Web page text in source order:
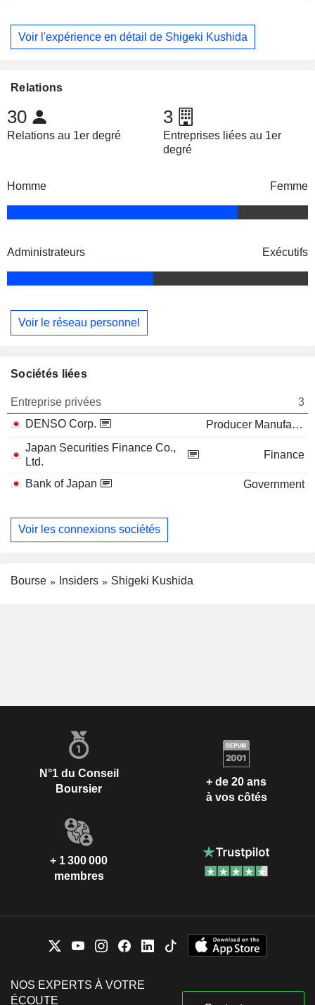
Voir l'expérience en détail de Shigeki Kushida
Relations
30
Relations au 1er degré
3
Entreprises liées au 1er
degré
Homme Femme
Administrateurs Exécutifs
Voir le réseau personnel
Sociétés liées
Entreprise privées
3
DENSO Corp.
Producer Manufacturing
Japan Securities Finance Co.,
Ltd.
Finance
Bank of Japan Government
Voir les connexions sociétés
Bourse Insiders Shigeki Kushida
N°1 du Conseil
Boursier
+ de 20 ans
à vos côtés
+ 1 300 000
membres
NOS EXPERTS À VOTRE
ÉCOUTE